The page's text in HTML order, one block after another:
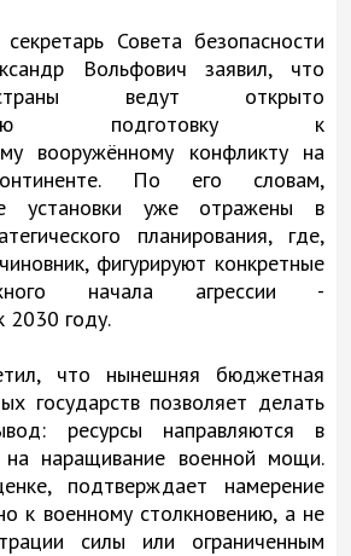
секретарь Совета безопасности
Вольфович заявил, что
ведут открыто
подготовку к
вооружённому конфликту на
По его словам,
установки уже отражены в
планирования, где,
фигурируют конкретные
начала агрессии -
2030 году.
что нынешняя бюджетная
государств позволяет делать
ресурсы направляются в
наращивание военной мощи.
подтверждает намерение
к военному столкновению, а не
силы или ограниченным